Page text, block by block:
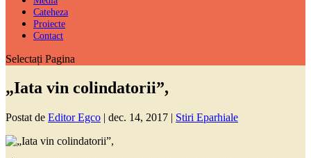
Cateheza
Proiecte
Contact
Selectați Pagina
„Iata vin colindatorii”,
Postat de Editor Egco | dec. 14, 2017 | Stiri Eparhiale